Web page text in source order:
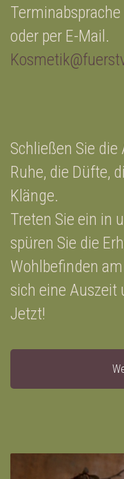
Terminabsprache
oder per E-Mail.
Schließen Sie
Ruhe, die Düfte,
Klänge.
Treten Sie ein in
spüren Sie die
Wohlbefinden
sich eine Auszeit
Jetzt!